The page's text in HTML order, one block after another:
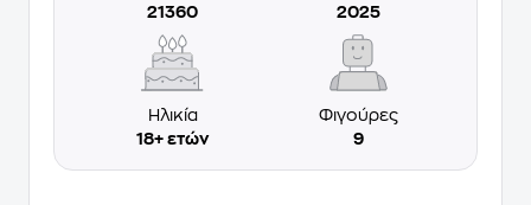
21360
2025
Ηλικία
18+ ετών
Φιγούρες
9